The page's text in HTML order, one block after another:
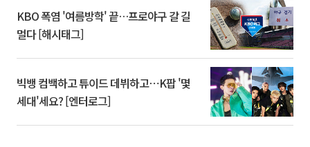
KBO 폭염 '여름방학' 끝…프로야구 갈 길
멀다 [해시태그]
빅뱅 컴백하고 튜이드 데뷔하고⋯K팝 '몇
세대'세요? [엔터로그]